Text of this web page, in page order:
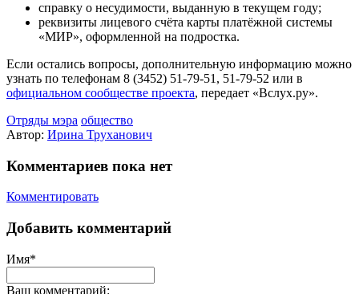
справку о несудимости, выданную в текущем году;
реквизиты лицевого счёта карты платёжной системы
«МИР», оформленной на подростка.
Если остались вопросы, дополнительную информацию можно
узнать по телефонам 8 (3452) 51‑79‑51, 51‑79‑52 или в
официальном сообществе проекта, передает «Вслух.ру».
Отряды мэра общество
Автор: Ирина Труханович
Комментариев пока нет
Комментировать
Добавить комментарий
Имя*
Ваш комментарий: